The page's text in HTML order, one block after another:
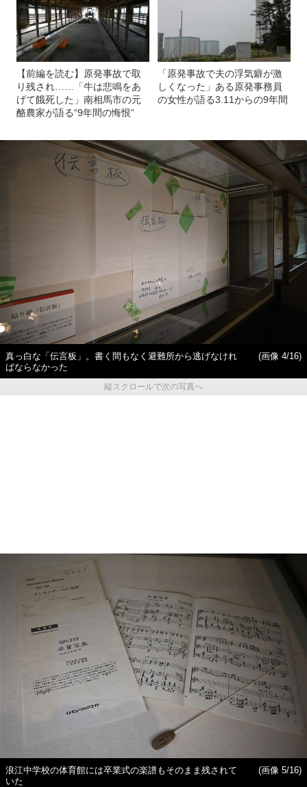
【前編を読む】原発事故で取
り残され……「牛は悲鳴をあ
げて餓死した」南相馬市の元
酪農家が語る“9年間の悔恨”
「原発事故で夫の浮気癖が激
しくなった」ある原発事務員
の女性が語る3.11からの9年間
真っ白な「伝言板」。書く間もなく避難所から逃げなけれ
ばならなかった
(画像 4/16)
縦スクロールで次の写真へ
浪江中学校の体育館には卒業式の楽譜もそのまま残されて
いた
(画像 5/16)